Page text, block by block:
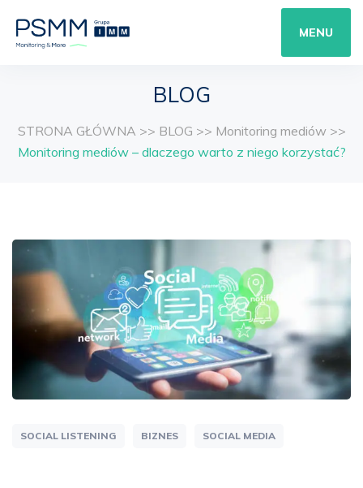
MENU
BLOG
STRONA GŁÓWNA >> BLOG >> Monitoring mediów>>
Monitoring mediów – dlaczego warto z niego korzystać?
SOCIAL LISTENING BIZNES SOCIAL MEDIA